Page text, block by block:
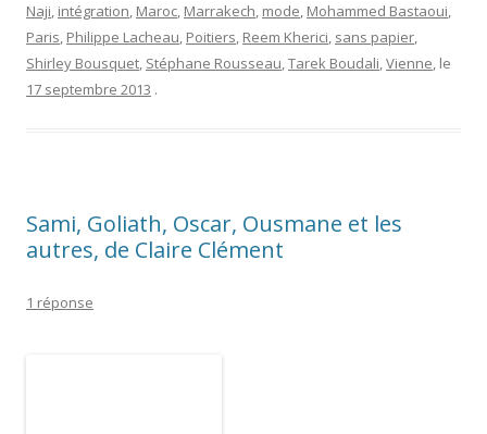
Naji, intégration, Maroc, Marrakech, mode, Mohammed Bastaoui,
Paris, Philippe Lacheau, Poitiers, Reem Kherici, sans papier,
Shirley Bousquet, Stéphane Rousseau,Tarek Boudali,Vienne, le
17 septembre 2013 .
Sami, Goliath, Oscar, Ousmane et les
autres, de Claire Clément
1 réponse